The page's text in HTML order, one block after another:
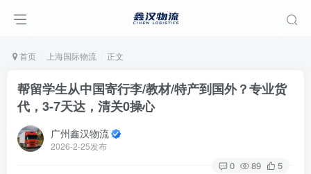
首页 上海国际物流 正文
帮留学生从中国寄行李/教材/特产到国外？专业货
代，3-7天达，清关0操心
广州鑫汉物流
2026-2-25发布
0 89 5